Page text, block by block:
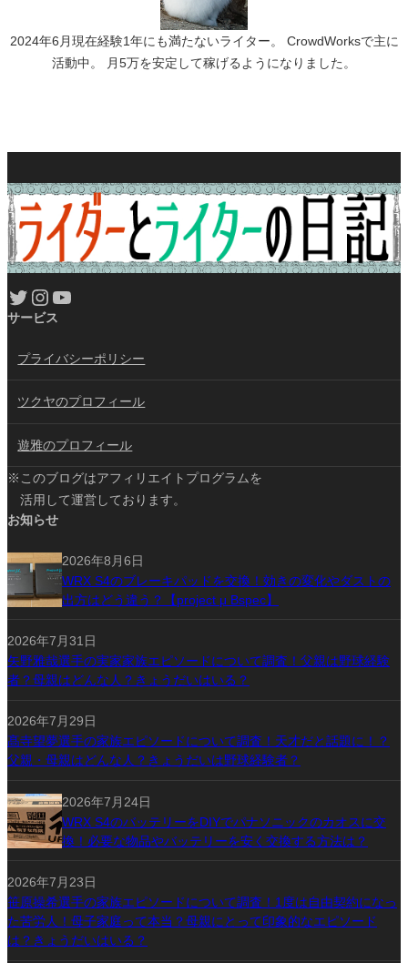
2024年6月現在経験1年にも満たないライター。 CrowdWorksで主に
活動中。 月5万を安定して稼げるようになりました。
Twitter Instagram YouTube
サービス
プライバシーポリシー
ツクヤのプロフィール
遊雅のプロフィール
※このブログはアフィリエイトプログラムを
活用して運営しております。
お知らせ
2026年8月6日
WRX S4のブレーキパッドを交換！効きの変化やダストの
出方はどう違う？【project μ Bspec】
2026年7月31日
矢野雅哉選手の実家家族エピソードについて調査！父親は野球経験
者？母親はどんな人？きょうだいはいる？
2026年7月29日
髙寺望夢選手の家族エピソードについて調査！天才だと話題に！？
父親・母親はどんな人？きょうだいは野球経験者？
2026年7月24日
WRX S4のバッテリーをDIYでパナソニックのカオスに交
換！必要な物品やバッテリーを安く交換する方法は？
2026年7月23日
笹原操希選手の家族エピソードについて調査！1度は自由契約になっ
た苦労人！母子家庭って本当？母親にとって印象的なエピソード
は？きょうだいはいる？